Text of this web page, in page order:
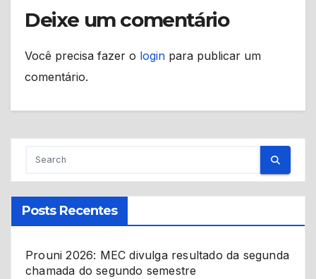
Deixe um comentário
Você precisa fazer o login para publicar um
comentário.
Posts Recentes
Prouni 2026: MEC divulga resultado da segunda
chamada do segundo semestre